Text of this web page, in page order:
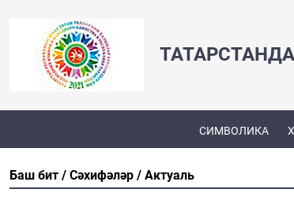
СИМВОЛИКА
Баш бит Сәхифәләр Актуаль